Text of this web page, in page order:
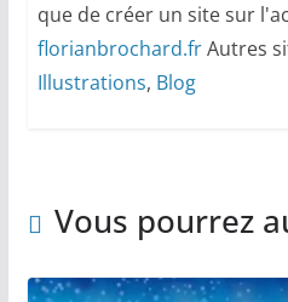
que de créer un site sur
florianbrochard.frAutres
Illustrations, Blog
Vous pourrez